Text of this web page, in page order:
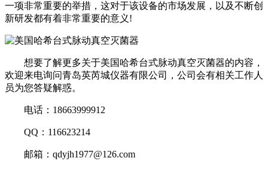
一项非常重要的举措，这对于该设备的市场发展，以及不断创
新研发都有着非常重要的意义!
想要了解更多关于美国哈希台式脉动真空灭菌器的内容，
欢迎来电询问青岛英芮城仪器有限公司，公司会有相关工作人
员为您答疑解惑。
电话：18663999912
QQ：116623214
邮箱：qdyjh1977@126.com